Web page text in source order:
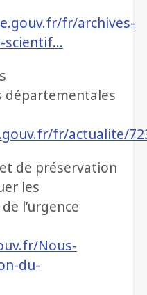
fr/archives-
scientif…
départementales
fr/actualite/
de préservation
les
l’urgence
Nous-
du-